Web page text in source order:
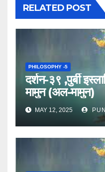
RELATED POST
PHILOSOPHY -5
दर्शन-३९ ,पुर्बी
मामुन (अल-मामुन)
MAY 12, 2025